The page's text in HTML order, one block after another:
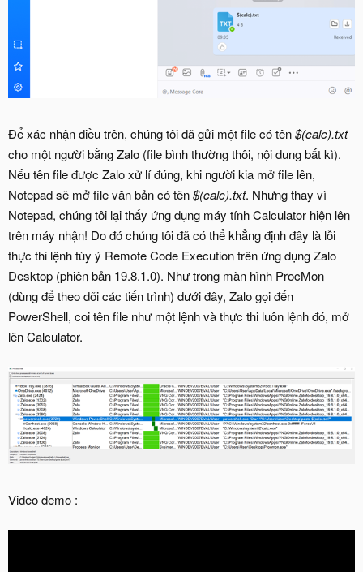
Để xác nhận điều trên, chúng tôi đã gửi một file có tên$(calc).txt
cho một người bằng Zalo (file bình thường thôi, nội dung bất kì).
Nếu tên file được Zalo xử lí đúng, khi người kia mở file lên,
Notepad sẽ mở file văn bản có tên$(calc).txt. Nhưng thay vì
Notepad, chúng tôi lại thấy ứng dụng máy tính Calculator hiện lên
trên máy nhận! Do đó chúng tôi đã có thể khẳng định đây là lỗi
thực thi lệnh tùy ý Remote Code Execution trên ứng dụng Zalo
Desktop (phiên bản 19.8.1.0). Như trong màn hình ProcMon
(dùng để theo dõi các tiến trình) dưới đây, Zalo gọi đến
PowerShell, coi tên file như một lệnh và thực thi luôn lệnh đó, mở
lên Calculator.
Video demo :